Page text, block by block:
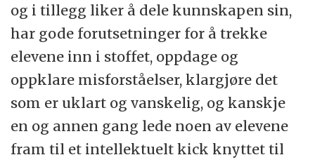
og i tillegg liker å dele kunnskapen sin,
har gode forutsetninger for å trekke
elevene inn i stoffet, oppdage og
oppklare misforståelser, klargjøre det
som er uklart og vanskelig, og kanskje
en og annen gang lede noen av elevene
fram til et intellektuelt kick knyttet til